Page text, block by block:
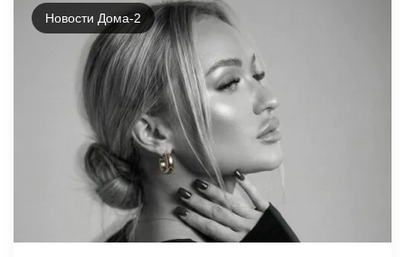
Новости Дома-2